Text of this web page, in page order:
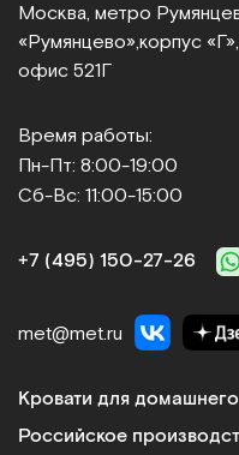
Москва, метро
«Румянцево», корпус
офис 521Г
Время работы:
Пн-Пт: 8:00-19:00
Сб-Вс: 11:00-15:00
+7 (495) 150‑27‑26
met@met.ru
Кровати для
Российское